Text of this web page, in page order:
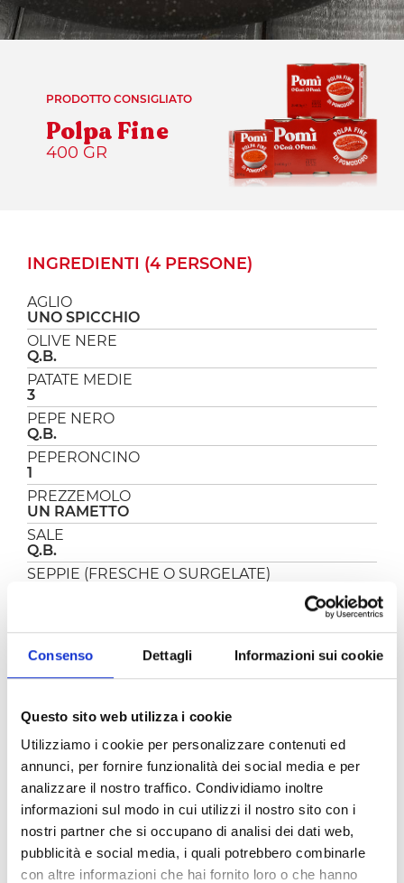
Consenso Dettagli Informazioni sui cookie
Questo sito web utilizza i cookie
Utilizziamo i cookie per personalizzare contenuti ed
annunci, per fornire funzionalità dei social media e per
analizzare il nostro traffico. Condividiamo inoltre
informazioni sul modo in cui utilizzi il nostro sito con i
nostri partner che si occupano di analisi dei dati web,
pubblicità e social media, i quali potrebbero combinarle
con altre informazioni che hai fornito loro o che hanno
PRODOTTO CONSIGLIATO
Polpa Fine
400 GR
INGREDIENTI (4 PERSONE)
AGLIO
UNO SPICCHIO
OLIVE NERE
Q.B.
PATATE MEDIE
3
PEPE NERO
Q.B.
PEPERONCINO
1
PREZZEMOLO
UN RAMETTO
SALE
Q.B.
SEPPIE (FRESCHE O SURGELATE)
PREPARAZIONE
secondo di pesce semplice e saporito, un piatto
di mare molto semplice e veloce da preparare.
Le seppie rimangono tenerissime e sono avvolte
da un sughetto super cremoso, preparate un
bel filone di pane per la scarpetta!
Versate l’olio in padella e fate imbiondire il
peperoncino e lo spicchio di aglio, eliminateli
e aggiungete le seppie pulite (se usate quelle
surgelate lasciatele scongelare prima di